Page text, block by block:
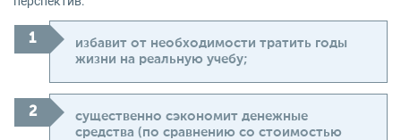
избавит от необходимости тратить годы
жизни на реальную учебу;
существенно сэкономит денежные
средства (по сравнению со стоимостью